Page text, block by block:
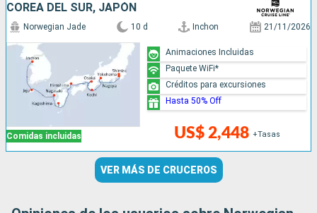
COREA DEL SUR, JAPÓN
Comidas incluidas
Norwegian Jade 10 d Inchon 21/11/2026
US$ 2,448 +Tasas
Animaciones Incluidas
Paquete WiFi*
Créditos para excursiones
Hasta 50% Off
VER MÁS DE CRUCEROS